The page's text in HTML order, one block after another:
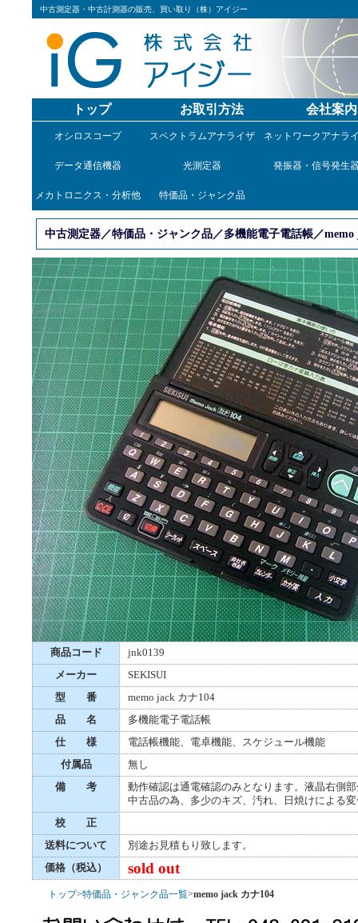
中古測定器・中古計測器の販売、買い取り（株）アイジー
トップ お取引方法 会社案内
オシロスコープ スペクトラムアナライザ ネットワークアナラ
データ通信機器 光測定器 発振器・信号発生
メカトロニクス・分析他 特価品・ジャンク品
中古測定器／特価品・ジャンク品／多機能電子電話帳／memo
商品コード
jnk0139
メーカー
SEKISUI
型 番
memo jack カナ104
品 名
多機能電子電話帳
仕 様
電話帳機能、電卓機能、スケジュール機能
付属品
無し
備 考
動作確認は通電確認のみとなります。液晶右側
中古品の為、多少のキズ、汚れ、日焼けによる
校 正
送料について
別途お見積もり致します。
価格（税込）
sold out
トップ>特価品・ジャンク品一覧>memo jack カナ104